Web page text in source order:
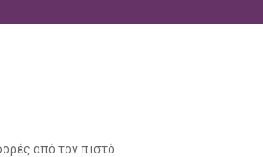
από τον πιστό